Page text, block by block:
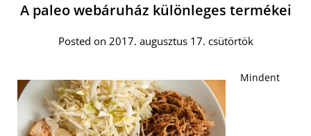
A paleo webáruház különleges termékei
Posted on 2017. augusztus 17. csütörtök
Mindent